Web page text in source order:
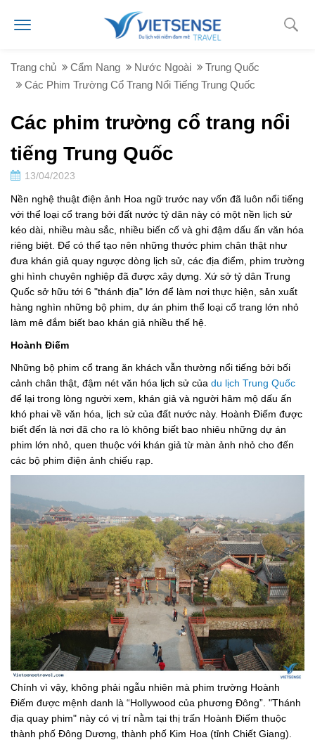
Trang chủ Cẩm Nang Nước Ngoài
Trung Quốc
Các Phim Trường Cổ Trang Nổi Tiếng Trung Quốc
Các phim trường cổ trang nổi
tiếng Trung Quốc
13/04/2023
Nền nghệ thuật điện ảnh Hoa ngữ trước nay vốn đã luôn nổi tiếng
với thể loại cổ trang bởi đất nước tỷ dân này có một nền lịch sử
kéo dài, nhiều màu sắc, nhiều biến cố và ghi đậm dấu ấn văn hóa
riêng biệt. Để có thể tạo nên những thước phim chân thật như
đưa khán giả quay ngược dòng lịch sử, các địa điểm, phim trường
ghi hình chuyên nghiệp đã được xây dựng. Xứ sở tỷ dân Trung
Quốc sở hữu tới 6 "thánh địa" lớn để làm nơi thực hiện, sản xuất
hàng nghìn những bộ phim, dự án phim thể loại cổ trang lớn nhỏ
làm mê đắm biết bao khán giả nhiều thế hệ.
Hoành Điếm
Những bộ phim cổ trang ăn khách vẫn thường nổi tiếng bởi bối
cảnh chân thật, đậm nét văn hóa lịch sử của du lịch Trung Quốc
để lại trong lòng người xem, khán giả và người hâm mộ dấu ấn
khó phai về văn hóa, lịch sử của đất nước này. Hoành Điếm được
biết đến là nơi đã cho ra lò không biết bao nhiêu những dự án
phim lớn nhỏ, quen thuộc với khán giả từ màn ảnh nhỏ cho đến
các bộ phim điện ảnh chiếu rạp.
Chính vì vậy, không phải ngẫu nhiên mà phim trường Hoành
Điếm được mệnh danh là “Hollywood của phương Đông”. "Thánh
địa quay phim" này có vị trí nằm tại thị trấn Hoành Điếm thuộc
thành phố Đông Dương, thành phố Kim Hoa (tỉnh Chiết Giang).